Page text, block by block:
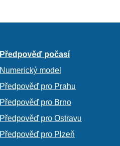
Předpověď počasí
Numerický model
Předpověď pro Prahu
Předpověď pro Brno
Předpověď pro Ostravu
Předpověď pro Plzeň